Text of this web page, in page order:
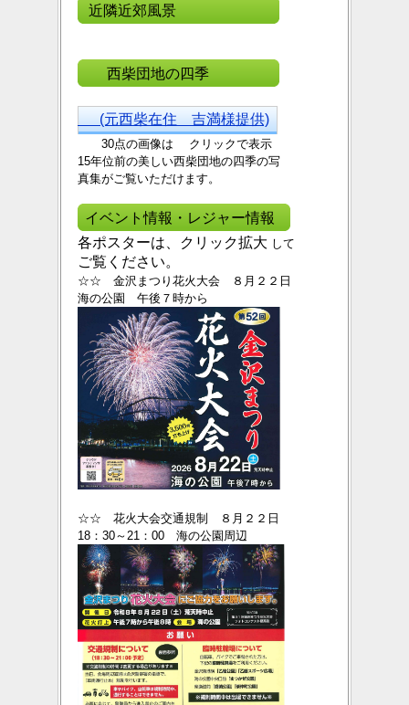
近隣近郊風景
西柴団地の四季
(元西柴在住 吉満様提供)
30点の画像は クリックで表示
15年位前の美しい西柴団地の四季の写
真集がご覧いただけます。
イベント情報・レジャー情報
各ポスターは、クリック拡大 して
ご覧ください。
☆☆ 金沢まつり花火大会 ８月２２日
海の公園 午後７時から
☆☆ 花火大会交通規制 ８月２２日
18：30～21：00 海の公園周辺